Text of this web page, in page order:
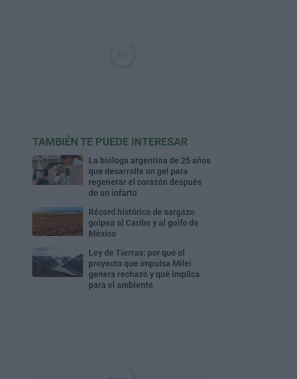
TAMBIÉN TE PUEDE INTERESAR
La bióloga argentina de 25 años
que desarrolla un gel para
regenerar el corazón después
de un infarto
Récord histórico de sargazo
golpea al Caribe y al golfo de
México
Ley de Tierras: por qué el
proyecto que impulsa Milei
genera rechazo y qué implica
para el ambiente